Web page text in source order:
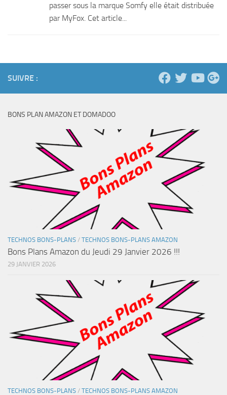
passer sous la marque Somfy elle était distribuée
par MyFox. Cet article...
SUIVRE :
BONS PLAN AMAZON ET DOMADOO
TECHNOS BONS-PLANS / TECHNOS BONS-PLANS AMAZON
Bons Plans Amazon du Jeudi 29 Janvier 2026 !!!
29 JANVIER 2026
TECHNOS BONS-PLANS / TECHNOS BONS-PLANS AMAZON